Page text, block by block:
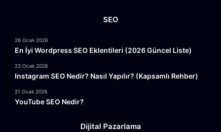
SEO
26 Ocak 2026
En İyi Wordpress SEO Eklentileri (2026 Güncel Liste)
23 Ocak 2026
Instagram SEO Nedir? Nasıl Yapılır? (Kapsamlı Rehber)
21 Ocak 2026
YouTube SEO Nedir?
Dijital Pazarlama